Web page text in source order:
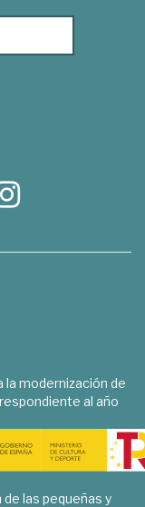
la modernización de
al año
de las pequeñas y